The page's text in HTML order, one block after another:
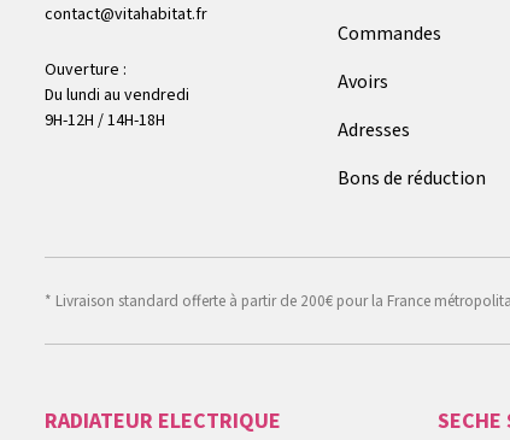
contact@vitahabitat.fr
Ouverture :
Du lundi au vendredi
9H-12H / 14H-18H
Commandes
Avoirs
Adresses
Bons de réduction
* Livraison standard offerte à partir de 200€ pour la France
RADIATEUR ELECTRIQUE SECHE